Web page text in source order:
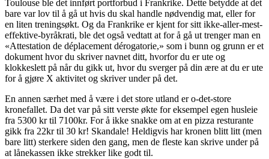
Toulouse ble det innført portforbud i Frankrike. Dette betydde at det
bare var lov til å gå ut hvis du skal handle nødvendig mat, eller for
en liten treningsøkt. Og da Frankrike er kjent for sitt ikke-aller-mest-
effektive-byråkrati, ble det også vedtatt at for å gå ut trenger man en
«Attestation de déplacement dérogatorie,» som i bunn og grunn er et
dokument hvor du skriver navnet ditt, hvorfor du er ute og
klokkeslett på når du gikk ut, hvor du sverger på din ære at du er ute
for å gjøre X aktivitet og skriver under på det.
En annen særhet med å være i det store utland er o-det-store
kronefallet. Da det var på sitt verste økte for eksempel egen husleie
fra 5300 kr til 7100kr. For å ikke snakke om at en pizza resturante
gikk fra 22kr til 30 kr! Skandale! Heldigvis har kronen blitt litt (men
bare litt) sterkere siden den gang, men de fleste kan skrive under på
at lånekassen ikke strekker like godt til.